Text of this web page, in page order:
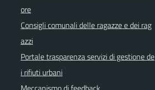
ore
Consigli comunali delle ragazze e dei rag
azzi
Portale trasparenza servizi di gestione de
i rifiuti urbani